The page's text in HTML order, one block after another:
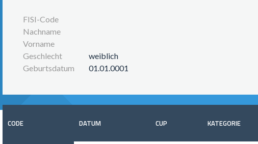
FISI-Code
Nachname
Vorname
Geschlecht
weiblich
Geburtsdatum
01.01.0001
CODE DATUM CUP KATEGORIE